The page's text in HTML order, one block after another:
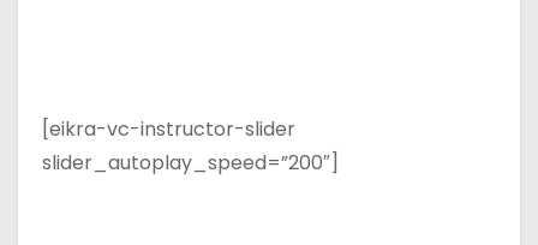
[eikra-vc-instructor-slider
slider_autoplay_speed=”200″]